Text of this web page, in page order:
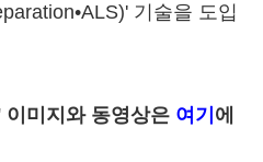
기술을 도입
이미지와 동영상은 여기 에